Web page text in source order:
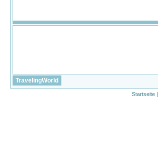
TravelingWorld
Startseite |